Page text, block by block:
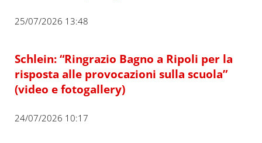
25/07/2026 13:48
Schlein: “Ringrazio Bagno a Ripoli per la
risposta alle provocazioni sulla scuola”
(video e fotogallery)
24/07/2026 10:17